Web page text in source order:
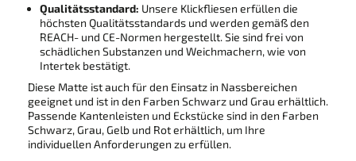
Qualitätsstandard: Unsere Klickfliesen erfüllen die
höchsten Qualitätsstandards und werden gemäß den
REACH- und CE-Normen hergestellt. Sie sind frei von
schädlichen Substanzen und Weichmachern, wie von
Intertek bestätigt.
Diese Matte ist auch für den Einsatz in Nassbereichen
geeignet und ist in den Farben Schwarz und Grau erhältlich.
Passende Kantenleisten und Eckstücke sind in den Farben
Schwarz, Grau, Gelb und Rot erhältlich, um Ihre
individuellen Anforderungen zu erfüllen.